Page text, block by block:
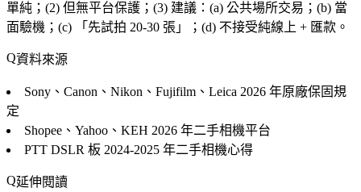
單純；(2) 但無平台保護；(3) 建議：(a) 公共場所交易；(b) 當
面驗機；(c) 「先試拍 20-30 張」；(d) 不接受純線上 + 匯款。
資料來源
Sony、Canon、Nikon、Fujifilm、Leica 2026 年原廠保固規
定
Shopee、Yahoo、KEH 2026 年二手相機平台
PTT DSLR 板 2024-2025 年二手相機心得
延伸閱讀